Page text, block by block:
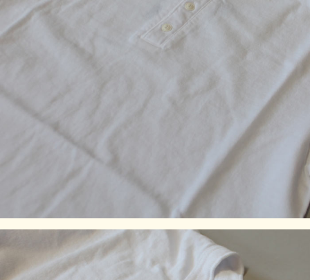
落ちが見られますが、生産過程において必ず生じるものとな
っており製品不良等ではありません。